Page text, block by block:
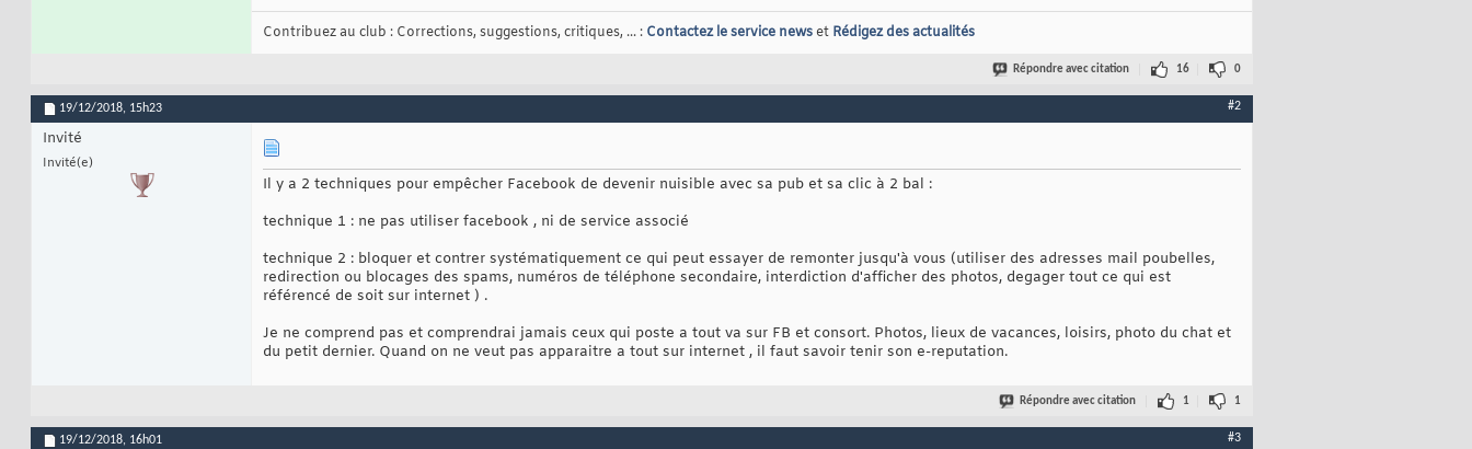
Contribuez au club : Corrections, suggestions, critiques, ... : Contactez le service newset Rédigez des actualités
Répondre avec citation 16 0
19/12/2018, 15h23 #2
Invité
Invité(e)
Il y a 2 techniques pour empêcher Facebook de devenir nuisible avec sa pub et sa clic à 2 bal :
technique 1 : ne pas utiliser facebook , ni de service associé
technique 2 : bloquer et contrer systématiquement ce qui peut essayer de remonter jusqu'à vous (utiliser des adresses mail poubelles,
redirection ou blocages des spams, numéros de téléphone secondaire, interdiction d'afficher des photos, degager tout ce qui est
référencé de soit sur internet ) .
Je ne comprend pas et comprendrai jamais ceux qui poste a tout va sur FB et consort. Photos, lieux de vacances, loisirs, photo du chat et
du petit dernier. Quand on ne veut pas apparaitre a tout sur internet , il faut savoir tenir son e-reputation.
Répondre avec citation 1 1
19/12/2018, 16h01 #3